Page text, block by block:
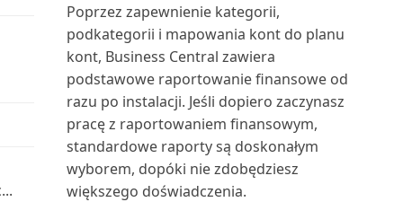
Zarządzanie ustawieniami i
preferencjami użytko...
Zarządzanie użytkownikami i
rolami
Łączenie z Microsoft Dataverse
Środowiska piaskownicy
Automate w Business C...
Używanie przepływów pracy
zatwierdzania
Wielojęzyczne aplikacje Power BI
dla Business C...
Wprowadzanie zewnętrznych
Tworzenie zakładki do strony
lub raportu w cent...
Udostępnianie i eksportowanie
raportów za pomoc...
Uruchamianie i drukowanie
raportów w Business C...
Nabywca: Saldo do dnia (raport)
Nabywca: szczegóły zamówienia
(raport)
Nabywca: uproszczone
wiekowanie podsumowania (...
Poprzez zapewnienie kategorii,
podkategorii i mapowania kont do planu
kont, Business Central zawiera
podstawowe raportowanie finansowe od
razu po instalacji. Jeśli dopiero zaczynasz
pracę z raportowaniem finansowym,
standardowe raporty są doskonałym
wyborem, dopóki nie zdobędziesz
większego doświadczenia.